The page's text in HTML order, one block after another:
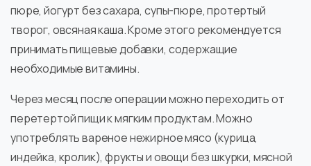
пюре, йогурт без сахара, супы-пюре, протертый
творог, овсяная каша. Кроме этого рекомендуется
принимать пищевые добавки, содержащие
необходимые витамины.
Через месяц после операции можно переходить от
перетертой пищи к мягким продуктам. Можно
употреблять вареное нежирное мясо (курица,
индейка, кролик), фрукты и овощи без шкурки, мясной